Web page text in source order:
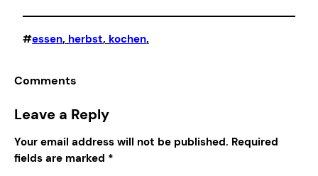
#essen, herbst, kochen,
Comments
Leave a Reply
Your email address will not be published. Required
fields are marked *